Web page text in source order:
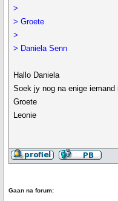
>
> Groete
>
> Daniela Senn
Hallo Daniela
Soek jy nog na enige iemand
Groete
Leonie
Gaan na forum: